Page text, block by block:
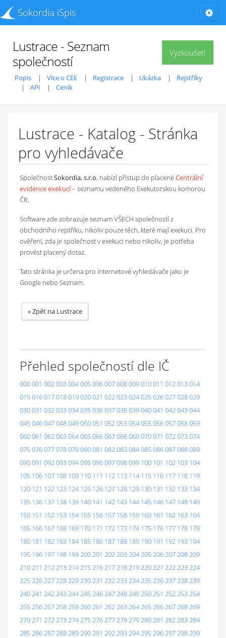
Sokordia iSpis
Vyzkoušet!
Lustrace - Seznam
společností
Popis Více o CEE Registrace Ukázka
Rejstříky
API
Ceník
Lustrace - Katalog - Stránka
pro vyhledávače
SpolečnostSokordia, s.r.o. nabízí přístup do placenéCentrální
evidence exekucí– seznamu vedeného Exekutorskou komorou
ČR.
Software zde zobrazuje seznam VŠECH společností z
obchodního rejstříku, nikoliv pouze těch, které mají exekuci. Pro
ověření, zda je společnost v exekuci nebo nikoliv, je potřeba
provést placený dotaz.
Tato stránka je určena pro internetové vyhledávače jako je
Google nebo Seznam.
»Zpět na Lustrace
Přehled společností dle IČ
000001 002003004005006007008009010011 012013014
015016017018019020021 022023024025026027028029
030031 032033034035036037038039040041 042043044
045046047048049050051 052053054055056057058059
060061 062063064065066067068069070071 072073074
075076077078079080081 082083084085086087088089
090091 092093094095096097098099 100 101 102 103 104
105 106 107 108 109 110 111 112 113 114 115 116 117 118 119
120 121 122 123 124 125 126 127 128 129 130 131 132 133 134
135 136 137 138 139 140 141 142 143 144 145 146 147 148 149
150 151 152 153 154 155 156 157 158 159 160 161 162 163 164
165 166 167 168 169 170 171 172 173 174 175 176 177 178 179
180 181 182 183 184 185 186 187 188 189 190 191 192 193 194
195 196 197 198 199200201 202203204205206207208209
210211 212213214215216217218219220221 222223224
225226227228229230231 232233234235236237238239
240241 242243244245246247248249250251 252253254
255256257258259260261 262263264265266267268269
270271 272273274275276277278279280281 282283284
285286287288289290291 292293294295296297298299